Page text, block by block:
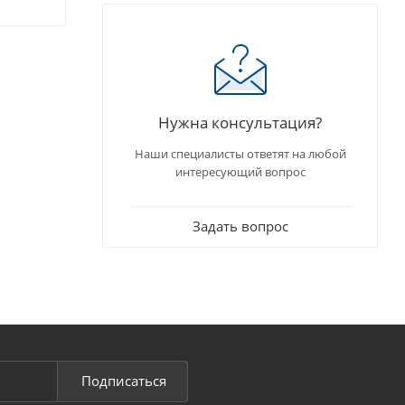
Нужна консультация?
Наши специалисты ответят на любой
интересующий вопрос
Задать вопрос
Подписаться